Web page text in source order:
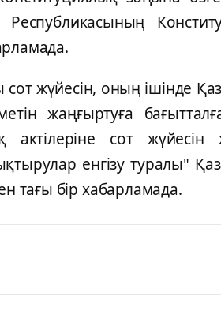
Республикасының
жүйесін, оның ішінде
жаңғыртуға
актілеріне сот
енгізу туралы"
тағы бір хабарламада.